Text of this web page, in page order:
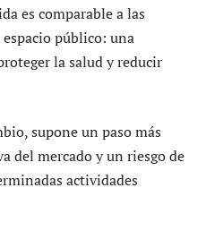
es comparable a las
público: una
la salud y reducir
supone un paso más
del mercado y un riesgo de
actividades